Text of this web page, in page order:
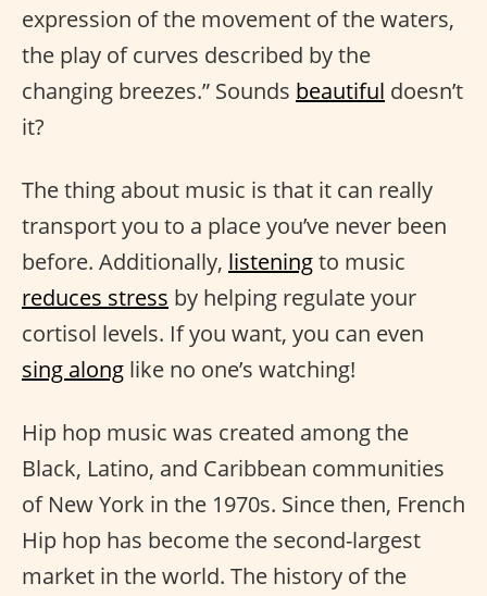
expression of the movement of the waters,
the play of curves described by the
changing breezes.” Sounds beautiful doesn’t
it?
The thing about music is that it can really
transport you to a place you’ve never been
before. Additionally, listeningto music
reduces stress by helping regulate your
cortisol levels. If you want, you can even
sing along like no one’s watching!
Hip hop music was created among the
Black, Latino, and Caribbean communities
of New York in the 1970s. Since then, French
Hip hop has become the second-largest
market in the world. The history of the